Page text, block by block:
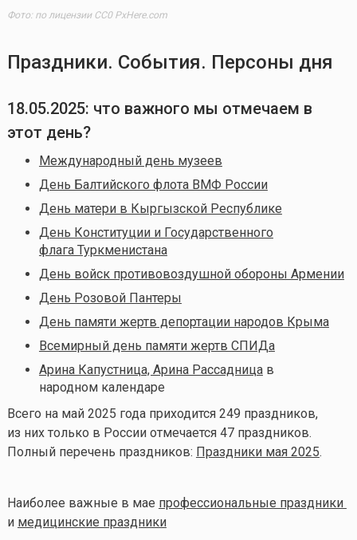
Фото: по лицензии CC0 PxHere.com
Праздники. События. Персоны дня
18.05.2025: что важного мы отмечаем в
этот день?
Международный день музеев
День Балтийского флота ВМФ России
День матери в Кыргызской Республике
День Конституции и Государственного
флага Туркменистана
День войск противовоздушной обороны Армении
День Розовой Пантеры
День памяти жертв депортации народов Крыма
Всемирный день памяти жертв СПИДа
Арина Капустница, Арина Рассадницав
народном календаре
Всего на май 2025 года приходится 249 праздников,
из них только в России отмечается 47 праздников.
Полный перечень праздников: Праздники мая 2025.
Наиболее важные в мае профессиональные праздники
и медицинские праздники